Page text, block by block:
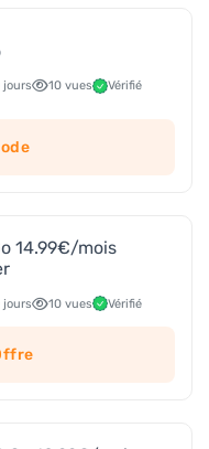
jours 10 vues Vérifié
14.99€/mois
jours 10 vues Vérifié